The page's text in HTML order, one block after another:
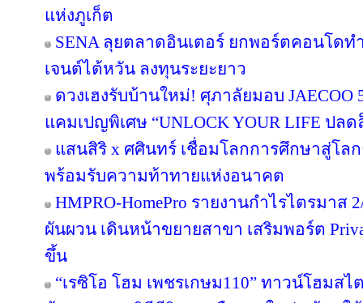
แห่งภูเก็ต
SENA ลุยตลาดอินเตอร์ ยกพอร์ตคอนโดท
เจนต์ไต้หวัน ลงทุนระยะยาว
ดวงเฮงรับบ้านใหม่! ศุภาลัยมอบ
แคมเปญพิเศษ “UNLOCK YOUR LIFE ปล
แสนสิริ x ศศินทร์ เชื่อมโลกการศึกษาสู่โลก
พร้อมรับความท้าทายแห่งอนาคต
HMPRO-HomePro รายงานกำไรไตรมาส
ผันผวน เดินหน้าขยายสาขา เสริมพอร์ต
ขึ้น
“เรซิโอ โฮม เพชรเกษม110” ทาวน์โฮมส